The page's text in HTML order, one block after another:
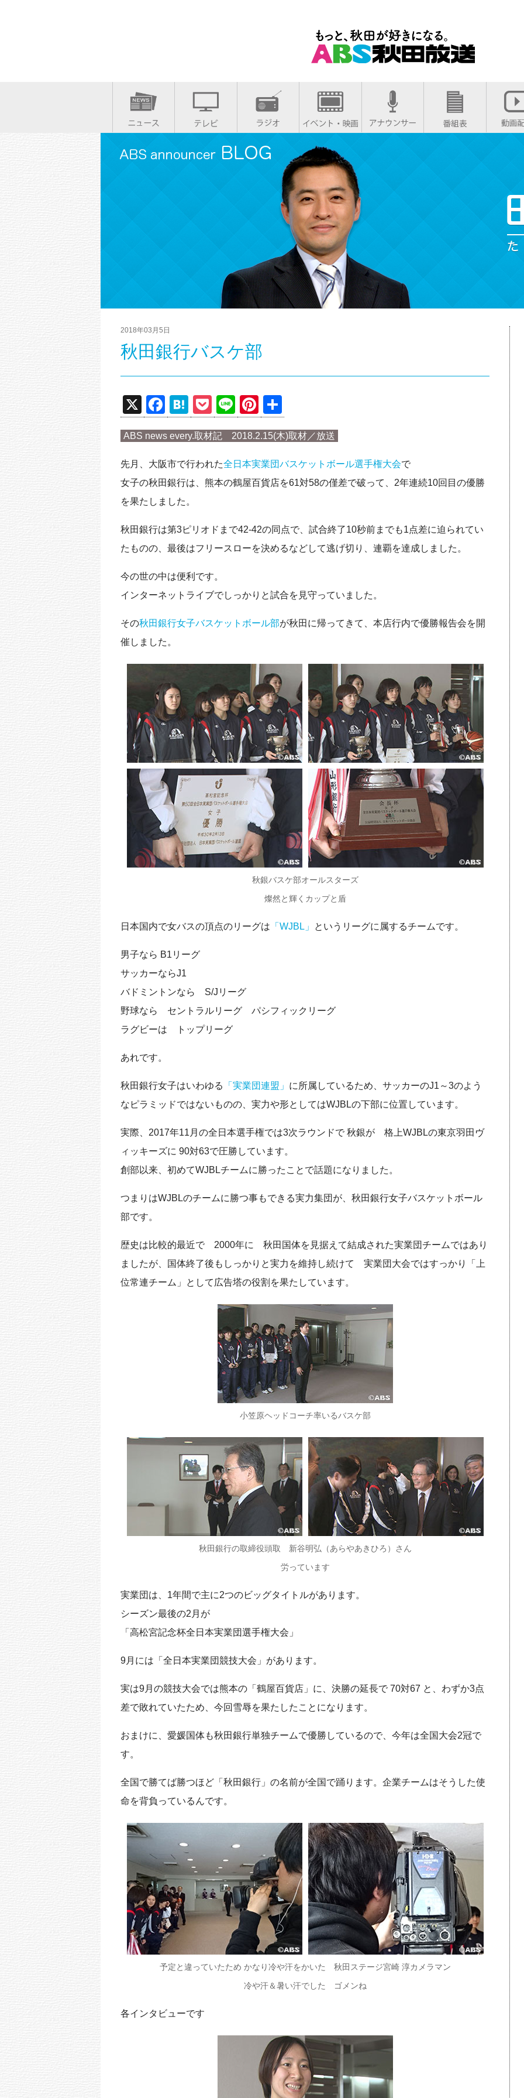
2018年03月5日
秋田銀行バスケ部
X
F
a
c
e
b
o
k
H
at
e
n
a
P
o
ck
et
Li
n
e
Pi
nt
er
e
st
有
ABS news every.取材記 2018.2.15(木)取材／放送
先月、大阪市で行われた全日本実業団バスケットボール選手権大会で
女子の秋田銀行は、熊本の鶴屋百貨店を61対58の僅差で破って、2年連続10回目の優勝
を果たしました。
秋田銀行は第3ピリオドまで42-42の同点で、試合終了10秒前までも1点差に迫られてい
たものの、最後はフリースローを決めるなどして逃げ切り、連覇を達成しました。
今の世の中は便利です。
インターネットライブでしっかりと試合を見守っていました。
その秋田銀行女子バスケットボール部が秋田に帰ってきて、本店行内で優勝報告会を開
催しました。
秋銀バスケ部オールスターズ
燦然と輝くカップと盾
日本国内で女バスの頂点のリーグは 「WJBL」 というリーグに属するチームです。
男子なら B1リーグ
サッカーならJ1
バドミントンなら S/Jリーグ
野球なら セントラルリーグ パシフィックリーグ
ラグビーは トップリーグ
あれです。
秋田銀行女子はいわゆる 「実業団連盟」 に所属しているため、サッカーのJ1～3のよう
なピラミッドではないものの、実力や形としてはWJBLの下部に位置しています。
実際、2017年11月の全日本選手権では3次ラウンドで 秋銀が 格上WJBLの東京羽田ヴ
ィッキーズに 90対63で圧勝しています。
創部以来、初めてWJBLチームに勝ったことで話題になりました。
つまりはWJBLのチームに勝つ事もできる実力集団が、秋田銀行女子バスケットボール
部です。
歴史は比較的最近で 2000年に 秋田国体を見据えて結成された実業団チームではあり
ましたが、国体終了後もしっかりと実力を維持し続けて 実業団大会ではすっかり「上
位常連チーム」として広告塔の役割を果たしています。
小笠原ヘッドコーチ率いるバスケ部
秋田銀行の取締役頭取 新谷明弘（あらやあきひろ）さん
労っています
実業団は、1年間で主に2つのビッグタイトルがあります。
シーズン最後の2月が
「高松宮記念杯全日本実業団選手権大会」
9月には「全日本実業団競技大会」があります。
実は9月の競技大会では熊本の「鶴屋百貨店」に、決勝の延長で 70対67 と、わずか3点
差で敗れていたため、今回雪辱を果たしたことになります。
おまけに、愛媛国体も秋田銀行単独チームで優勝しているので、今年は全国大会2冠で
す。
全国で勝てば勝つほど「秋田銀行」の名前が全国で踊ります。企業チームはそうした使
命を背負っているんです。
予定と違っていたため かなり冷や汗をかいた 秋田ステージ宮崎 淳カメラマン
冷や汗＆暑い汗でした ゴメンね
各インタビューです